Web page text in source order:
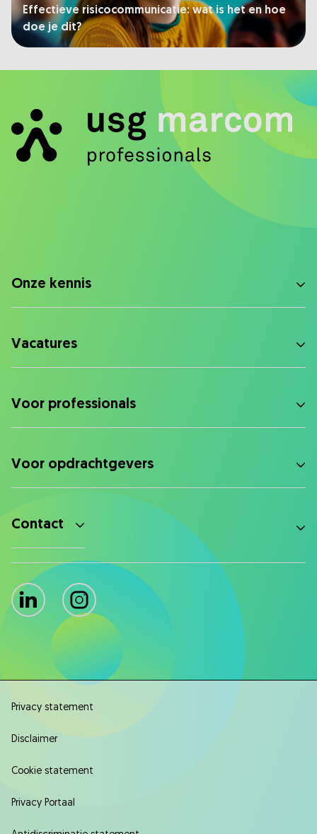
Effectieve risicocommunicatie: wat is het en hoe
doe je dit?
Onze kennis
Vacatures
Voor professionals
Voor opdrachtgevers
Contact
LinkedIn Instagram
Privacy statement
Disclaimer
Cookie statement
Privacy Portaal